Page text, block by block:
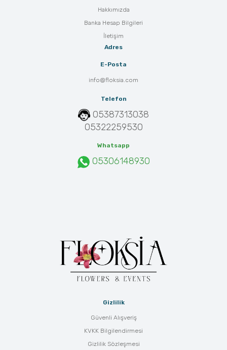
Hakkımızda
Banka Hesap Bilgileri
İletişim
Adres
E-Posta
info@floksia.com
Telefon
05387313038
05322259530
Whatsapp
05306148930
Gizlilik
Güvenli Alışveriş
KVKK Bilgilendirmesi
Gizlilik Sözleşmesi